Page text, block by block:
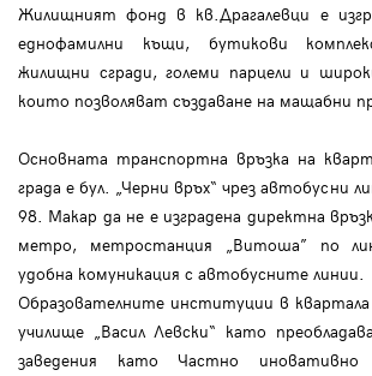
Жилищният фонд в кв.Драгалевци е
еднофамилни къщи, бутикови
жилищни сгради, големи парцели и
които позволяват създаване на мащабни
Основната транспортна връзка на
града е бул. „Черни връх“ чрез автобусни
98. Макар да не е изградена директна
метро, метростанция „Витоша” по
удобна комуникация с автобусните линии.
Образователните институции в
училище „Васил Левски“ като
заведения като Частно иновативно